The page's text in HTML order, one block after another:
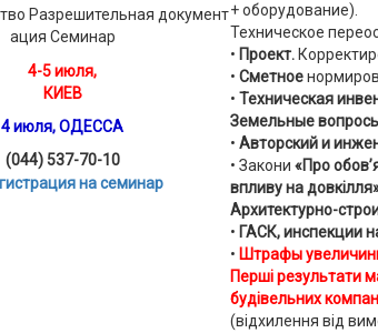
4-5 июля,
КИЕВ
4 июля, ОДЕССА
(044) 537-70-10
+ оборудование).
Техническое
• Проект.
• Сметное
• Техническая
Земельные
• Авторский и
• Закони «Про
впливу на
Архитектурно-
• ГАСК, инспекции
• Штрафы
Перші результати
будівельних
(відхилення від